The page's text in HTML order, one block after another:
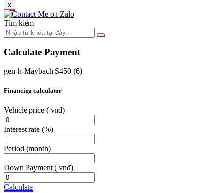
x
Tìm kiếm
Calculate Payment
gen-h-Maybach S450 (6)
Financing calculator
Vehicle price ( vnđ)
Interest rate (%)
Period (month)
Down Payment ( vnđ)
Calculate